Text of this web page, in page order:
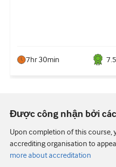
7hr 30min 7.5
Được công nhận bởi
Upon completion of this course,
accrediting organisation to
more about accreditation